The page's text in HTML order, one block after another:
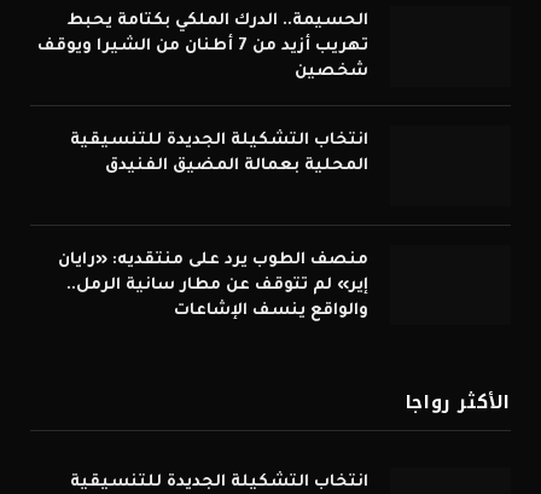
الحسيمة.. الدرك الملكي بكتامة يحبط
تهريب أزيد من 7 أطنان من الشيرا ويوقف
شخصين
انتخاب التشكيلة الجديدة للتنسيقية
المحلية بعمالة المضيق الفنيدق
منصف الطوب يرد على منتقديه: «رايان
إير» لم تتوقف عن مطار سانية الرمل..
والواقع ينسف الإشاعات
الأكثر رواجا
انتخاب التشكيلة الجديدة للتنسيقية